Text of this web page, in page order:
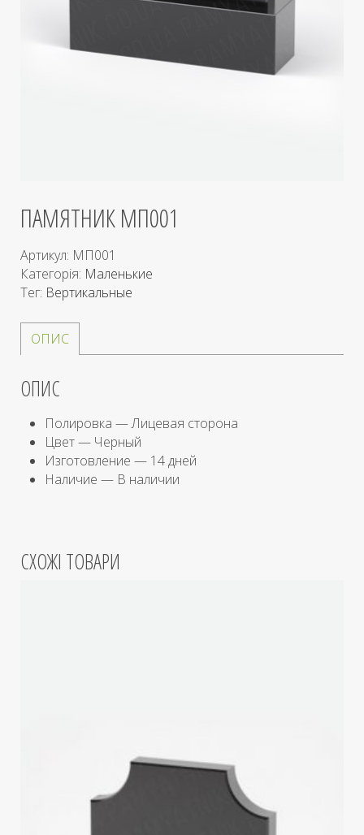
ПАМЯТНИК МП001
Артикул: МП001
Категорія: Маленькие
Тег: Вертикальные
ОПИС
ОПИС
Полировка — Лицевая сторона
Цвет — Черный
Изготовление — 14 дней
Наличие — В наличии
СХОЖІ ТОВАРИ